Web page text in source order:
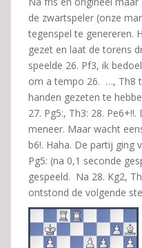
de zwartspeler (onze
tegenspel te genereren.
gezet en laat de torens
speelde 26. Pf3, ik
om a tempo 26. …, Th8
handen gezeten te
27. Pg5:, Th3: 28.
meneer. Maar wacht
b6!. Haha. De partij ging
Pg5: (na 0,1 seconde
gespeeld. Na 28. Kg2,
ontstond de volgende